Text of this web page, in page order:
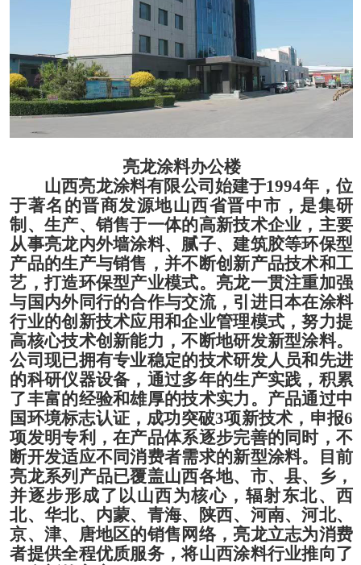
亮龙涂料办公楼
山西亮龙涂料有限公司始建于1994年，位
于著名的晋商发源地山西省晋中市，是集研
制、生产、销售于一体的高新技术企业，主要
从事亮龙内外墙涂料、腻子、建筑胶等环保型
产品的生产与销售，并不断创新产品技术和工
艺，打造环保型产业模式。 亮龙一贯注重加强
与国内外同行的合作与交流，引进日本在涂料
行业的创新技术应用和企业管理模式，努力提
高核心技术创新能力，不断地研发新型涂料。
公司现已拥有专业稳定的技术研发人员和先进
的科研仪器设备，通过多年的生产实践，积累
了丰富的经验和雄厚的技术实力。产品通过中
国环境标志认证，成功突破3项新技术，申报6
项发明专利，在产品体系逐步完善的同时，不
断开发适应不同消费者需求的新型涂料。目前
亮龙系列产品已覆盖山西各地、市、县、乡，
并逐步形成了以山西为核心，辐射东北、西
北、华北、内蒙、青海、陕西、河南、河北、
京、津、唐地区的销售网络，亮龙立志为消费
者提供全程优质服务，将山西涂料行业推向了